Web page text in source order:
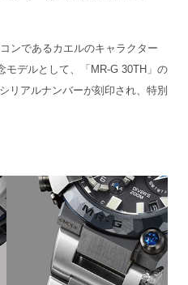
ンであるカエルのキャラクター
モデルとして、「MR-G 30TH」の
リアルナンバーが刻印され、特別